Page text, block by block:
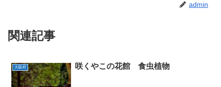
admin
関連記事
大阪府 咲くやこの花館 食虫植物